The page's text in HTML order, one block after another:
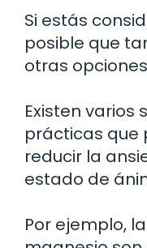
Si estás
posible que
otras
Existen varios
prácticas que
reducir la
estado de
Por ejemplo,